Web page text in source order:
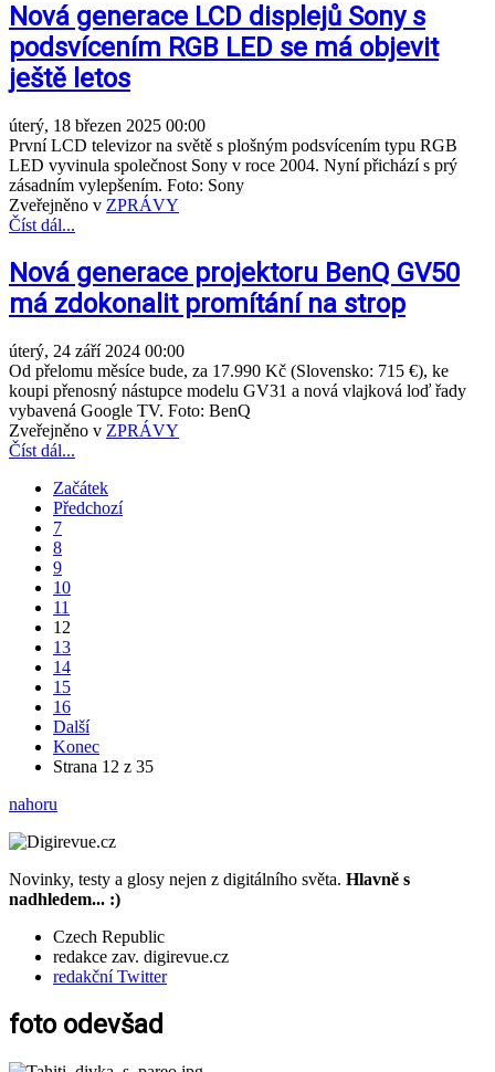
Nová generace LCD displejů Sony s
podsvícením RGB LED se má objevit
ještě letos
úterý, 18 březen 2025 00:00
První LCD televizor na světě s plošným podsvícením typu RGB
LED vyvinula společnost Sony v roce 2004. Nyní přichází s prý
zásadním vylepšením. Foto: Sony
Zveřejněno v ZPRÁVY
Číst dál...
Nová generace projektoru BenQ GV50
má zdokonalit promítání na strop
úterý, 24 září 2024 00:00
Od přelomu měsíce bude, za 17.990 Kč (Slovensko: 715 €), ke
koupi přenosný nástupce modelu GV31 a nová vlajková loď řady
vybavená Google TV. Foto: BenQ
Zveřejněno v ZPRÁVY
Číst dál...
Začátek
Předchozí
7
8
9
10
11
12
13
14
15
16
Další
Konec
Strana 12 z 35
nahoru
Novinky, testy a glosy nejen z digitálního světa. Hlavně s
nadhledem... :)
Czech Republic
redakce zav. digirevue.cz
redakční Twitter
foto odevšad